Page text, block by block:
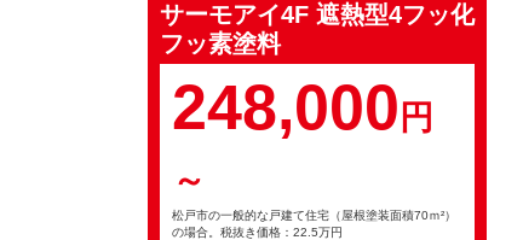
サーモアイ4F 遮熱型4フッ化
フッ素塗料
248,000 円
～
松戸市の一般的な戸建て住宅（屋根塗装面積70ｍ²）
の場合。税抜き価格：22.5万円